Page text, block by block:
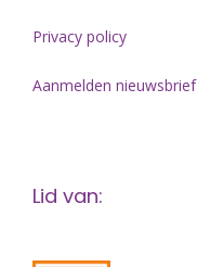
Privacy policy
Aanmelden nieuwsbrief
Lid van: